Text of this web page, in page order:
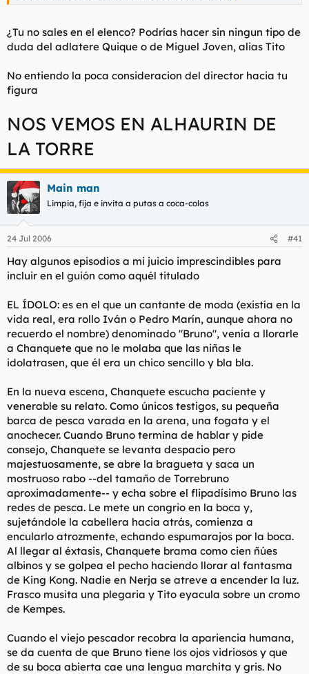
¿Tu no sales en el elenco? Podrías hacer sin ningun tipo de
duda del adlatere Quique o de Miguel Joven, alias Tito
No entiendo la poca consideracion del director hacia tu
figura
NOS VEMOS EN ALHAURIN DE
LA TORRE
Main man
Limpia, fija e invita a putas a coca-colas
24 Jul 2006 #41
Hay algunos episodios a mi juicio imprescindibles para
incluir en el guión como aquél titulado
EL ÍDOLO: es en el que un cantante de moda (existía en la
vida real, era rollo Iván o Pedro Marín, aunque ahora no
recuerdo el nombre) denominado "Bruno", venía a llorarle
a Chanquete que no le molaba que las niñas le
idolatrasen, que él era un chico sencillo y bla bla.
En la nueva escena, Chanquete escucha paciente y
venerable su relato. Como únicos testigos, su pequeña
barca de pesca varada en la arena, una fogata y el
anochecer. Cuando Bruno termina de hablar y pide
consejo, Chanquete se levanta despacio pero
majestuosamente, se abre la bragueta y saca un
mostruoso rabo --del tamaño de Torrebruno
aproximadamente-- y echa sobre el flipadísimo Bruno las
redes de pesca. Le mete un congrio en la boca y,
sujetándole la cabellera hacia atrás, comienza a
encularlo atrozmente, echando espumarajos por la boca.
Al llegar al éxtasis, Chanquete brama como cien ñúes
albinos y se golpea el pecho haciendo llorar al fantasma
de King Kong. Nadie en Nerja se atreve a encender la luz.
Frasco musita una plegaria y Tito eyacula sobre un cromo
de Kempes.
Cuando el viejo pescador recobra la apariencia humana,
se da cuenta de que Bruno tiene los ojos vidriosos y que
de su boca abierta cae una lengua marchita y gris. No